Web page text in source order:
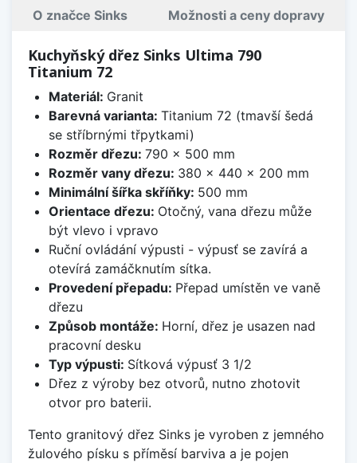
O značce Sinks Možnosti a ceny dopravy
Kuchyňský dřez Sinks Ultima 790
Titanium 72
Materiál: Granit
Barevná varianta: Titanium 72 (tmavší šedá
se stříbrnými třpytkami)
Rozměr dřezu: 790 x 500 mm
Rozměr vany dřezu: 380 x 440 x 200 mm
Minimální šířka skříňky: 500 mm
Orientace dřezu: Otočný, vana dřezu může
být vlevo i vpravo
Ruční ovládání výpusti - výpusť se zavírá a
otevírá zamáčknutím sítka.
Provedení přepadu: Přepad umístěn ve vaně
dřezu
Způsob montáže: Horní, dřez je usazen nad
pracovní desku
Typ výpusti: Sítková výpusť 3 1/2
Dřez z výroby bez otvorů, nutno zhotovit
otvor pro baterii.
Tento granitový dřez Sinks je vyroben z jemného
žulového písku s příměsí barviva a je pojen